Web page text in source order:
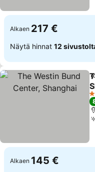
Alkaen 217 €
Näytä hinnat 12
5
Alkaen 145 €